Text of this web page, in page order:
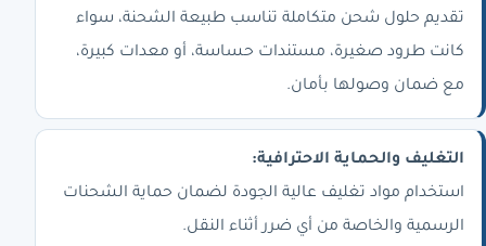
تقديم حلول شحن متكاملة تناسب طبيعة الشحنة، سواء
كانت طرود صغيرة، مستندات حساسة، أو معدات كبيرة،
مع ضمان وصولها بأمان.
التغليف والحماية الاحترافية:
استخدام مواد تغليف عالية الجودة لضمان حماية الشحنات
الرسمية والخاصة من أي ضرر أثناء النقل.